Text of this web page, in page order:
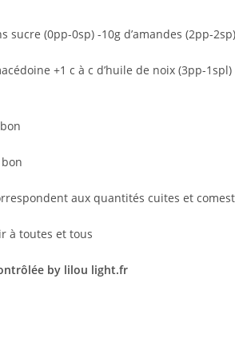
sucre (0pp-0sp) -10g d’amandes (2pp-
+1 c à c d’huile de noix (3pp-
aux quantités cuites et
à toutes et tous
by lilou light.fr